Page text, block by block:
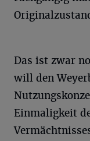
Das ist zwar
will den
Einmaligkeit